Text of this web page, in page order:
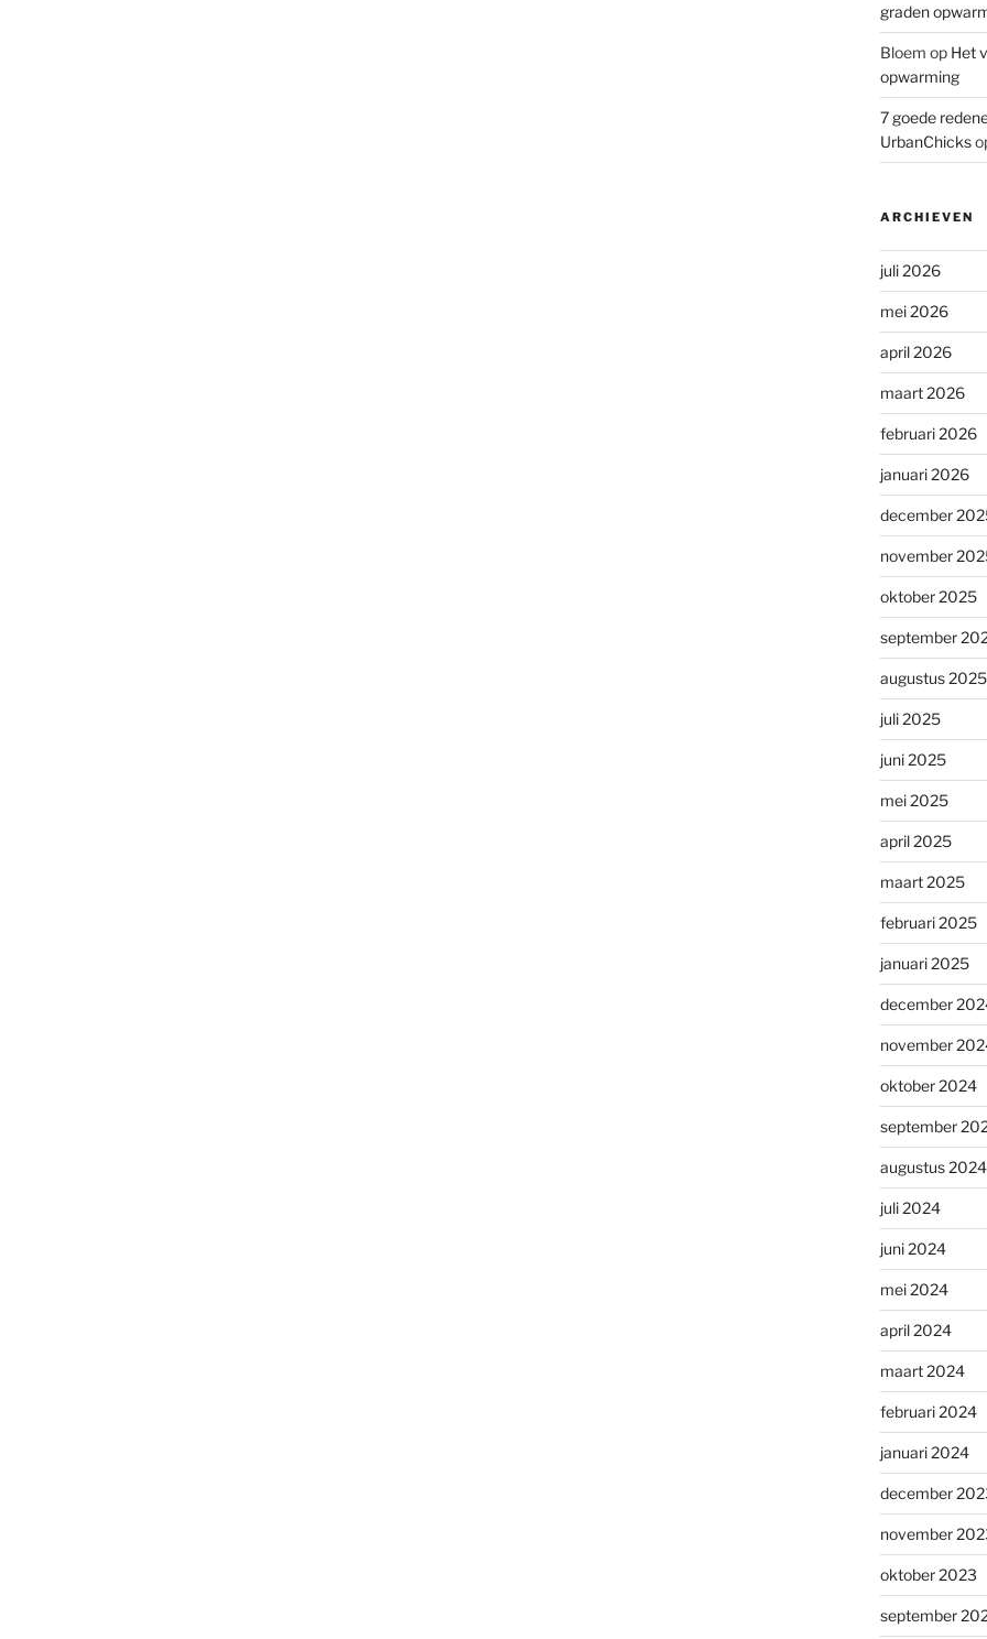
graden
Bloem op Het
opwarming
7 goede
UrbanChicks
ARCHIEVEN
juli 2026
mei 2026
april 2026
maart 2026
februari 2026
januari 2026
december
november
oktober 2025
september
augustus 2025
juli 2025
juni 2025
mei 2025
april 2025
maart 2025
februari 2025
januari 2025
december
november
oktober 2024
september
augustus 2024
juli 2024
juni 2024
mei 2024
april 2024
maart 2024
februari 2024
januari 2024
december
november
oktober 2023
september